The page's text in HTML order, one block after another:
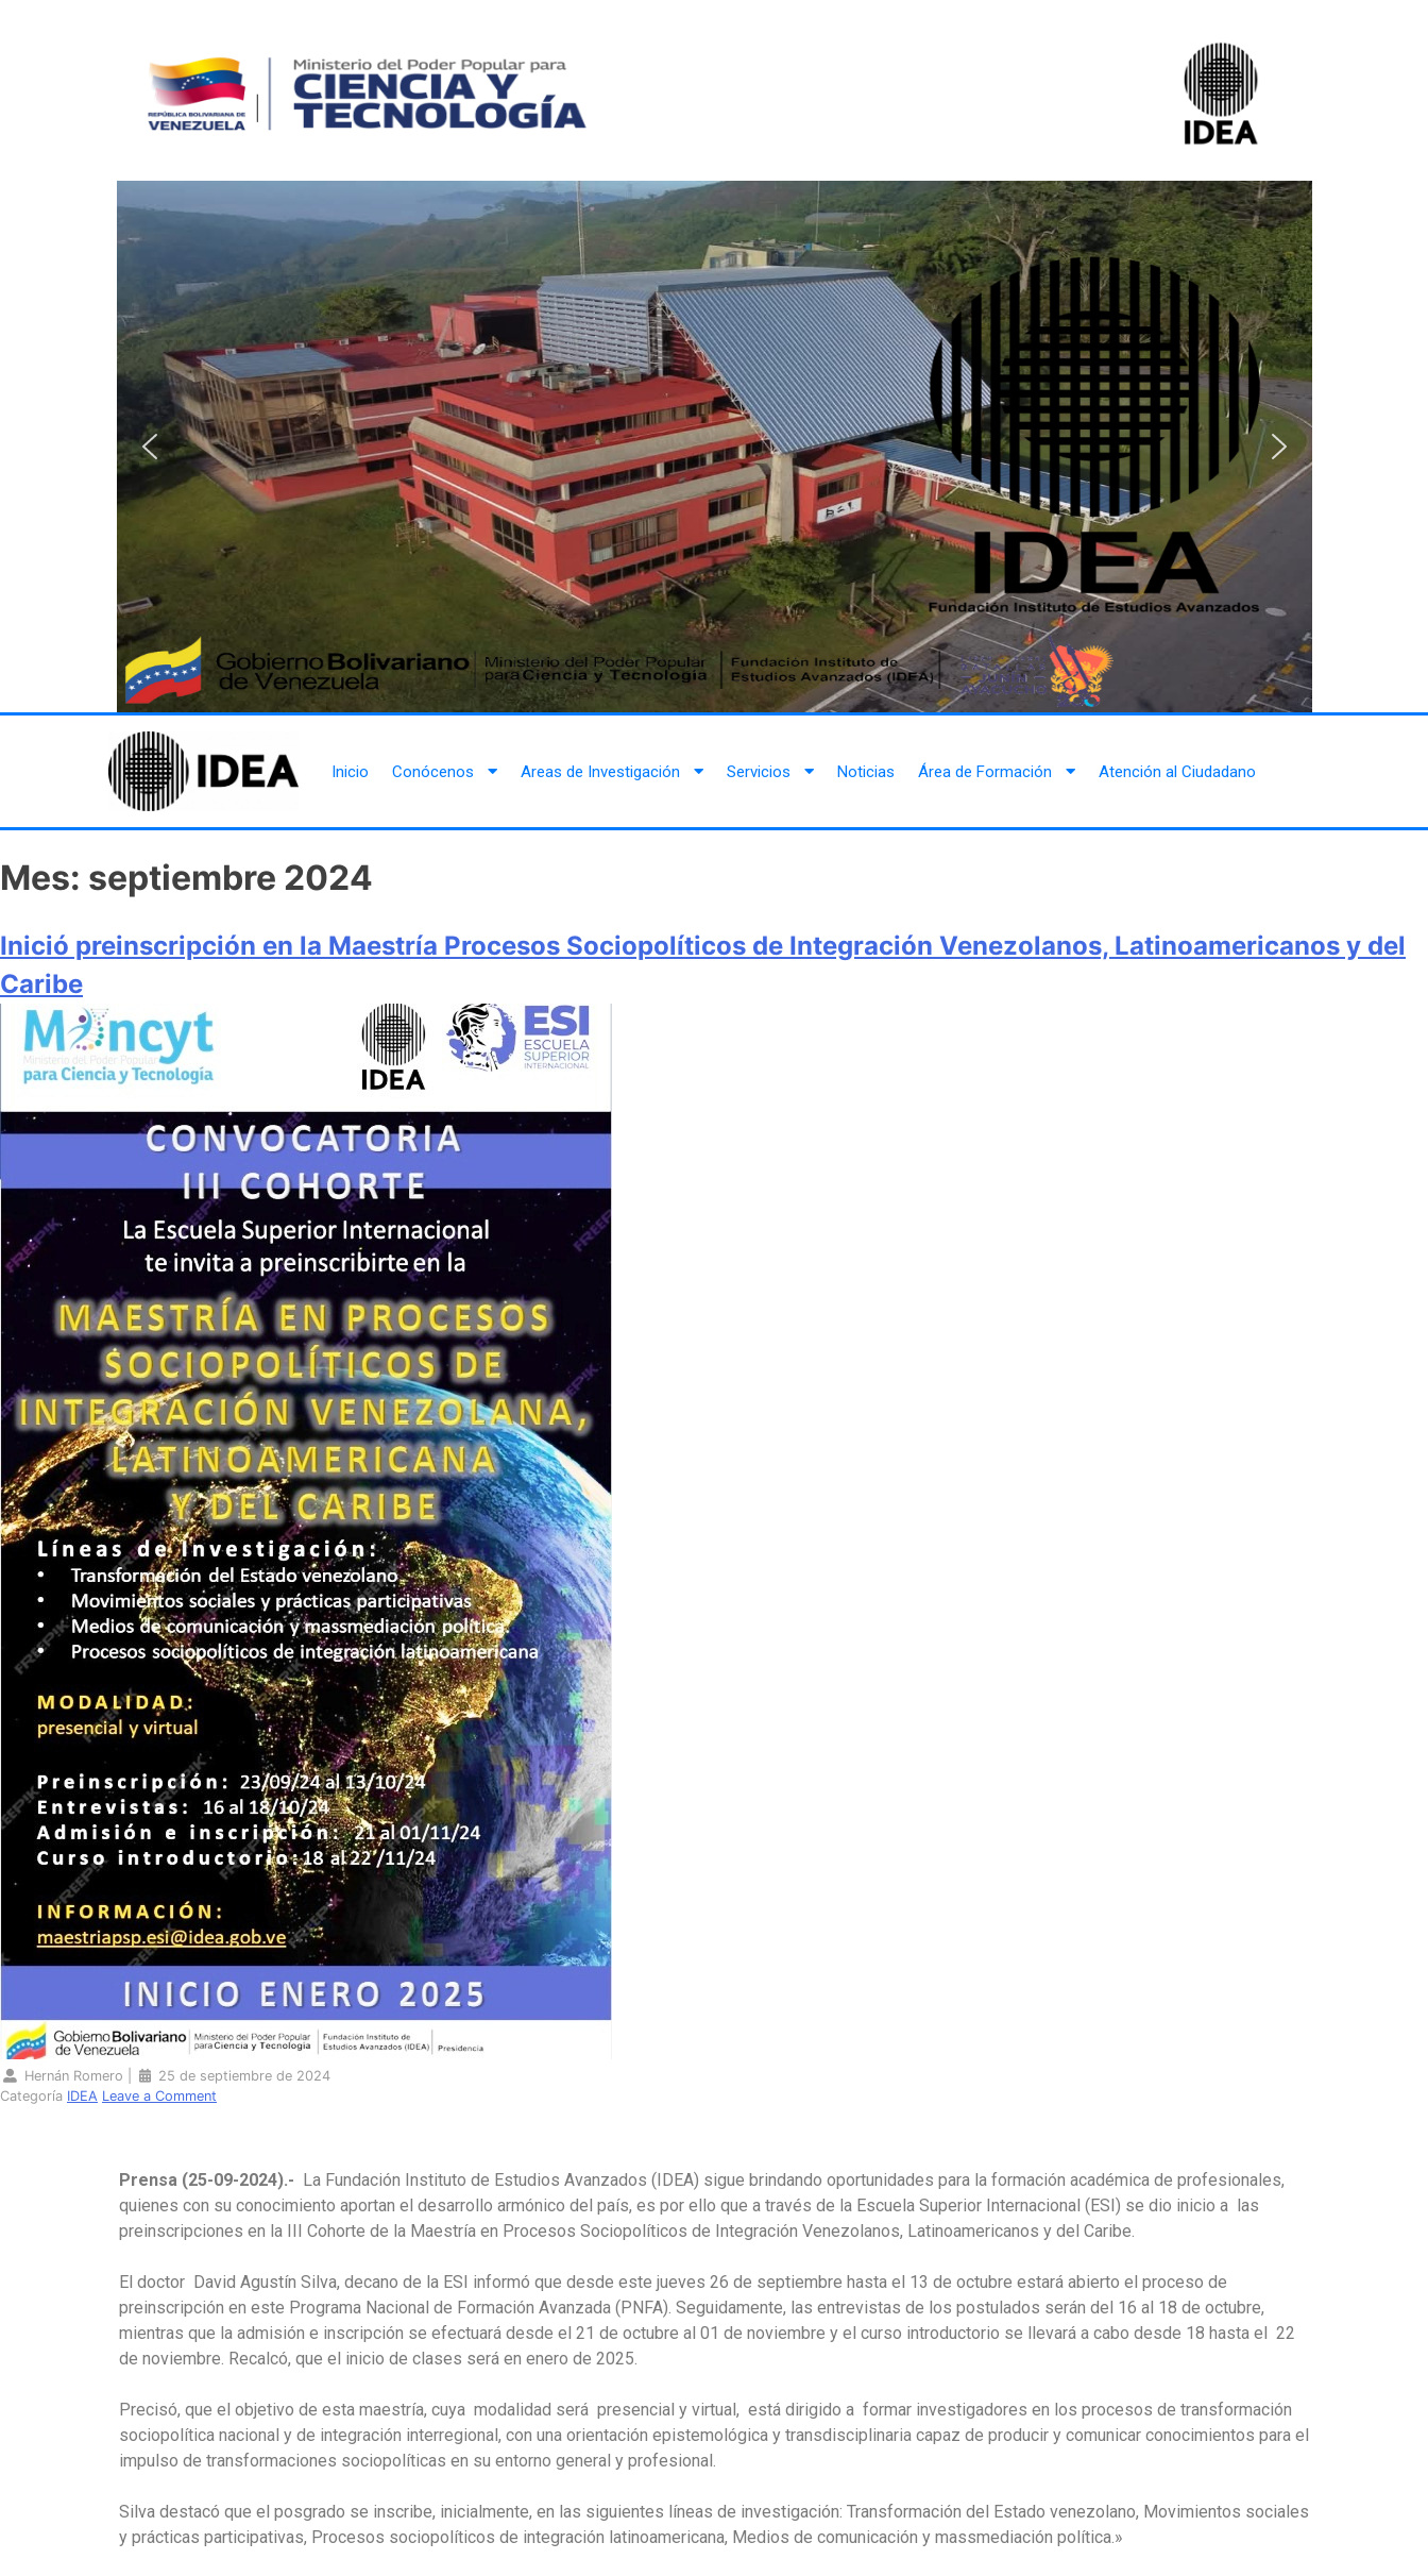
Inicio Conócenos Areas de Investigación Servicios Noticias Área de Formación Atención al Ciudadano
Mes: septiembre 2024
Inició preinscripción en la Maestría Procesos Sociopolíticos de Integración Venezolanos, Latinoamericanos y del
Caribe
Hernán Romero
25 de septiembre de 2024
Categoría IDEA Leave a Comment
Prensa (25-09-2024).- La Fundación Instituto de Estudios Avanzados (IDEA) sigue brindando oportunidades para la formación académica de profesionales,
quienes con su conocimiento aportan el desarrollo armónico del país, es por ello que a través de la Escuela Superior Internacional (ESI) se dio inicio a las
preinscripciones en la III Cohorte de la Maestría en Procesos Sociopolíticos de Integración Venezolanos, Latinoamericanos y del Caribe.
El doctor David Agustín Silva, decano de la ESI informó que desde este jueves 26 de septiembre hasta el 13 de octubre estará abierto el proceso de
preinscripción en este Programa Nacional de Formación Avanzada (PNFA). Seguidamente, las entrevistas de los postulados serán del 16 al 18 de octubre,
mientras que la admisión e inscripción se efectuará desde el 21 de octubre al 01 de noviembre y el curso introductorio se llevará a cabo desde 18 hasta el 22
de noviembre. Recalcó, que el inicio de clases será en enero de 2025.
Precisó, que el objetivo de esta maestría, cuya modalidad será presencial y virtual, está dirigido a formar investigadores en los procesos de transformación
sociopolítica nacional y de integración interregional, con una orientación epistemológica y transdisciplinaria capaz de producir y comunicar conocimientos para el
impulso de transformaciones sociopolíticas en su entorno general y profesional.
Silva destacó que el posgrado se inscribe, inicialmente, en las siguientes líneas de investigación: Transformación del Estado venezolano, Movimientos sociales
y prácticas participativas, Procesos sociopolíticos de integración latinoamericana, Medios de comunicación y massmediación política.»